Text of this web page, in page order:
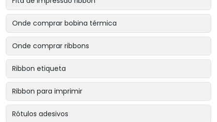
Onde comprar bobina térmica
Onde comprar ribbons
Ribbon etiqueta
Ribbon para imprimir
Rótulos adesivos